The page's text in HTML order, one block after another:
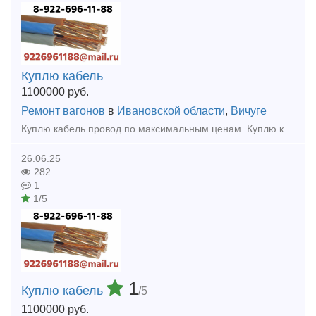
Куплю кабель
1100000 руб.
Ремонт вагонов в Ивановской области, Вичуге
Куплю кaбeль провод по максимальным ценам. Куплю кабель силовой, кабель контрольный, кабель гибкий шланговый, провод с хранения, невостребованный, неликвид, остатки, новый, оптом, Дорого.
26.06.25
282
1
1/5
Куплю кабель 1/5
1100000 руб.